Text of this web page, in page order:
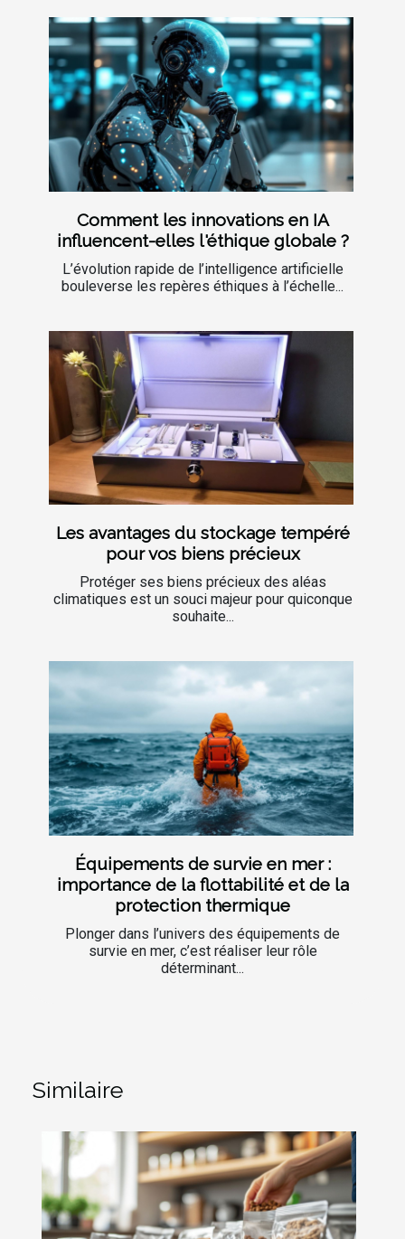
Comment les innovations en IA
influencent-elles l'éthique globale ?
L’évolution rapide de l’intelligence artificielle
bouleverse les repères éthiques à l’échelle...
Les avantages du stockage tempéré
pour vos biens précieux
Protéger ses biens précieux des aléas
climatiques est un souci majeur pour quiconque
souhaite...
Équipements de survie en mer :
importance de la flottabilité et de la
protection thermique
Plonger dans l’univers des équipements de
survie en mer, c’est réaliser leur rôle
déterminant...
Similaire